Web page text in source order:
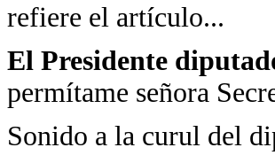
refiere el artículo...
El Presidente
permítame señora
Sonido a la curul del